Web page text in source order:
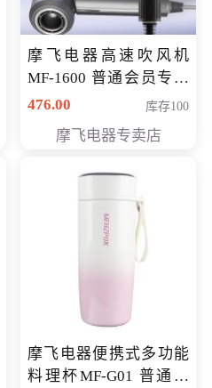
摩飞电器高速吹风机
MF-1600 普通会员专享
价298元
476.00 库存100
摩飞电器专卖店
摩飞电器便携式多功能
料理杯MF-G01 普通会